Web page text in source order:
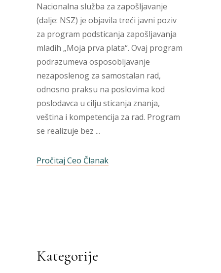
Nacionalna služba za zapošljavanje
(dalje: NSZ) je objavila treći javni poziv
za program podsticanja zapošljavanja
mladih „Moja prva plata“. Ovaj program
podrazumeva osposobljavanje
nezaposlenog za samostalan rad,
odnosno praksu na poslovima kod
poslodavca u cilju sticanja znanja,
veština i kompetencija za rad. Program
se realizuje bez
Pročitaj Ceo Članak
Kategorije